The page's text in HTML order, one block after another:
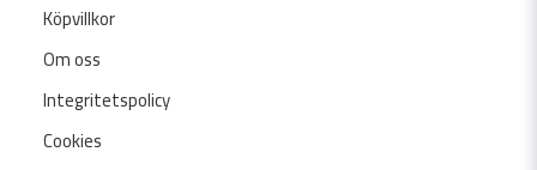
Köpvillkor
Om oss
Integritetspolicy
Cookies